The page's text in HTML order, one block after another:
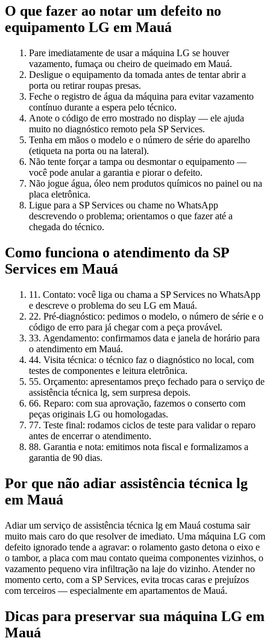
O que fazer ao notar um defeito no
equipamento LG em Mauá
Pare imediatamente de usar a máquina LG se houver
vazamento, fumaça ou cheiro de queimado em Mauá.
Desligue o equipamento da tomada antes de tentar abrir a
porta ou retirar roupas presas.
Feche o registro de água da máquina para evitar vazamento
contínuo durante a espera pelo técnico.
Anote o código de erro mostrado no display — ele ajuda
muito no diagnóstico remoto pela SP Services.
Tenha em mãos o modelo e o número de série do aparelho
(etiqueta na porta ou na lateral).
Não tente forçar a tampa ou desmontar o equipamento —
você pode anular a garantia e piorar o defeito.
Não jogue água, óleo nem produtos químicos no painel ou na
placa eletrônica.
Ligue para a SP Services ou chame no WhatsApp
descrevendo o problema; orientamos o que fazer até a
chegada do técnico.
Como funciona o atendimento da SP
Services em Mauá
11. Contato: você liga ou chama a SP Services no WhatsApp
e descreve o problema do seu LG em Mauá.
22. Pré-diagnóstico: pedimos o modelo, o número de série e o
código de erro para já chegar com a peça provável.
33. Agendamento: confirmamos data e janela de horário para
o atendimento em Mauá.
44. Visita técnica: o técnico faz o diagnóstico no local, com
testes de componentes e leitura eletrônica.
55. Orçamento: apresentamos preço fechado para o serviço de
assistência técnica lg, sem surpresa depois.
66. Reparo: com sua aprovação, fazemos o conserto com
peças originais LG ou homologadas.
77. Teste final: rodamos ciclos de teste para validar o reparo
antes de encerrar o atendimento.
88. Garantia e nota: emitimos nota fiscal e formalizamos a
garantia de 90 dias.
Por que não adiar assistência técnica lg
em Mauá
Adiar um serviço de assistência técnica lg em Mauá costuma sair
muito mais caro do que resolver de imediato. Uma máquina LG com
defeito ignorado tende a agravar: o rolamento gasto detona o eixo e
o tambor, a placa com mau contato queima componentes vizinhos, o
vazamento pequeno vira infiltração na laje do vizinho. Atender no
momento certo, com a SP Services, evita trocas caras e prejuízos
com terceiros — especialmente em apartamentos de Mauá.
Dicas para preservar sua máquina LG em
Mauá